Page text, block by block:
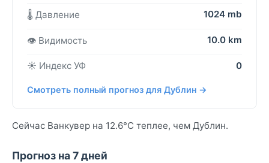
🌡️ Давление 1024 mb
👁️ Видимость 10.0 km
☀️ Индекс УФ 0
Смотреть полный прогноз для Дублин →
Сейчас Ванкувер на 12.6°C теплее, чем Дублин.
Прогноз на 7 дней